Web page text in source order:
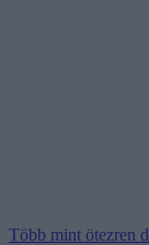
Több mint ötezren